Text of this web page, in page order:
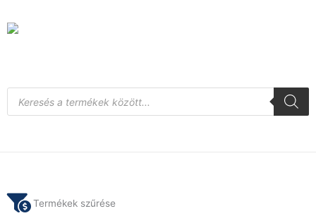
to
Products
search
Termékek szűrése